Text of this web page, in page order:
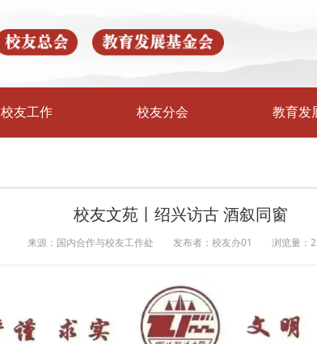
校友工作 校友分会 教育发
校友文苑丨绍兴访古 酒叙同窗
来源：国内合作与校友工作处 发布者：校友办01 浏览量：